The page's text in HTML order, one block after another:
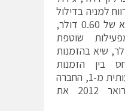
למניה בדילול
מלא עלה ב-18% לשיא של 0.60 דולר,
שוטפת
דולר, שיא בהזמנות
בין הזמנות
להכנסות הגדול משמעותית מ-1, החברה
השלימה בחודש פברואר 2012 את